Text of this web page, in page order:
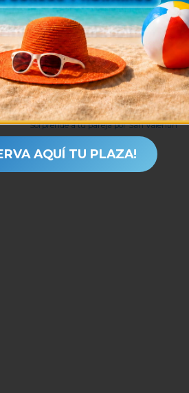
tu voto!
SIGUIENTE
Sorprende a tu pareja por San Valentín
AQUÍ TU PLAZA!